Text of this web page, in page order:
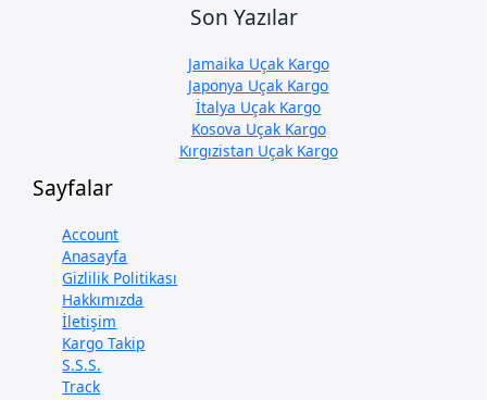
Son Yazılar
Jamaika Uçak Kargo
Japonya Uçak Kargo
İtalya Uçak Kargo
Kosova Uçak Kargo
Kırgızistan Uçak Kargo
Sayfalar
Account
Anasayfa
Gizlilik Politikası
Hakkımızda
İletişim
Kargo Takip
S.S.S.
Track